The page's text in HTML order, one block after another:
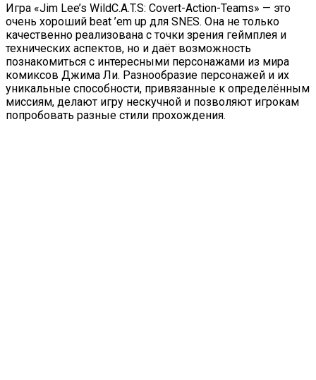
Игра «Jim Lee’s WildC.A.T.S: Covert-Action-Teams» — это
очень хороший beat ’em up для SNES. Она не только
качественно реализована с точки зрения геймплея и
технических аспектов, но и даёт возможность
познакомиться с интересными персонажами из мира
комиксов Джима Ли. Разнообразие персонажей и их
уникальные способности, привязанные к определённым
миссиям, делают игру нескучной и позволяют игрокам
попробовать разные стили прохождения.